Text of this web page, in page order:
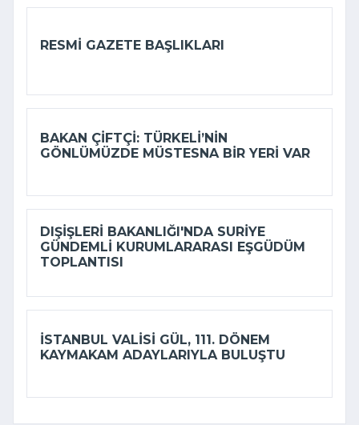
RESMI GAZETE BAŞLIKLARI
BAKAN ÇIFTÇI: TÜRKELI’NIN
GÖNLÜMÜZDE MÜSTESNA BIR YERI VAR
DIŞIŞLERI BAKANLIĞI'NDA SURIYE
GÜNDEMLI KURUMLARARASI EŞGÜDÜM
TOPLANTISI
İSTANBUL VALISI GÜL, 111. DÖNEM
KAYMAKAM ADAYLARIYLA BULUŞTU